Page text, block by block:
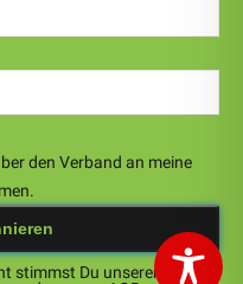
den Verband an meine
stimmst Du unserer